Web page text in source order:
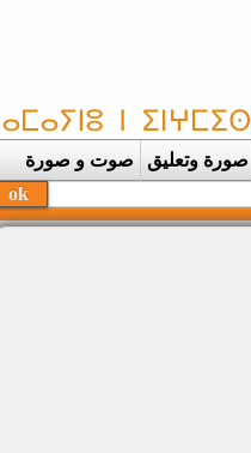
صورة وتعليق صوت و صورة